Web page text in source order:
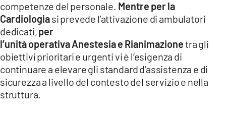
competenze del personale. Mentre per la
Cardiologiasi prevede l’attivazione di ambulatori
dedicati,per
l’unità operativa Anestesia e Rianimazionetra gli
obiettivi prioritari e urgenti vi è l’esigenza di
continuare a elevare gli standard d’assistenza e di
sicurezza a livello del contesto del servizio e nella
struttura.